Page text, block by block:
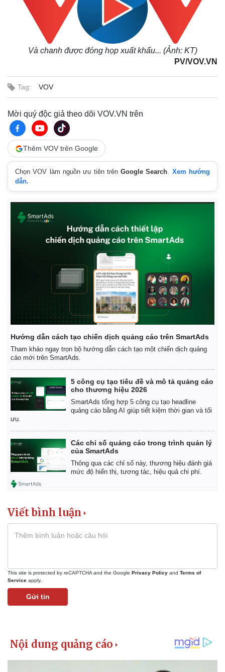
Kinh tế
Bất động sản
Khởi nghiệp
Thị trường
Giá vàng
Tiêu dùng
Chứng khoán
Giá cà phê
Và chanh được đóng họp xuất khẩu... (Ảnh: KT)
PV/VOV.VN
Tag: VOV
Mời quý độc giả theo dõi VOV.VN trên
Thêm VOV trên Google
Chọn VOV làm nguồn ưu tiên trênGoogle Search. Xem hướng
dẫn.
Hướng dẫn cách tạo chiến dịch quảng cáo trên SmartAds
Tham khảo ngay trọn bộ hướng dẫn cách tạo một chiến dịch quảng
cáo mới trên SmartAds.
5 công cụ tạo tiêu đề và mô tả quảng cáo
cho thương hiệu 2026
SmartAds tổng hợp 5 công cụ tạo headline
quảng cáo bằng AI giúp tiết kiệm thời gian và tối
ưu.
Các chỉ số quảng cáo trong trình quản lý
của SmartAds
Thông qua các chỉ số này, thương hiệu đánh giá
mức độ hiển thị, tương tác, hiệu quả chi phí.
Viết bình luận
This site is protected by reCAPTCHA and the Google Privacy Policy and Terms of
Service apply.
Gửi tin